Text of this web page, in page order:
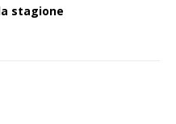
stagione